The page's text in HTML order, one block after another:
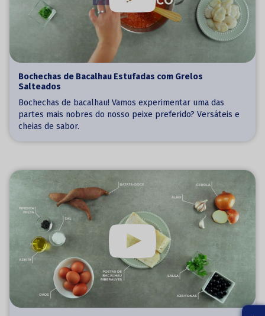
Bochechas de Bacalhau Estufadas com Grelos
Salteados
Bochechas de bacalhau! Vamos experimentar uma das
partes mais nobres do nosso peixe preferido? Versáteis e
cheias de sabor.